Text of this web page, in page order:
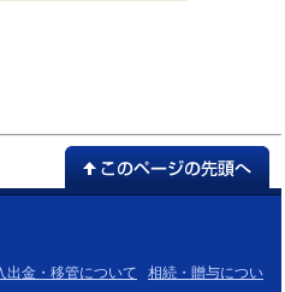
出金・移管について
相続・贈与につい